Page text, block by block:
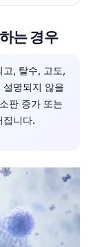
는 경우
, 탈수, 고도,
명되지 않을
판 증가 또는
집니다.